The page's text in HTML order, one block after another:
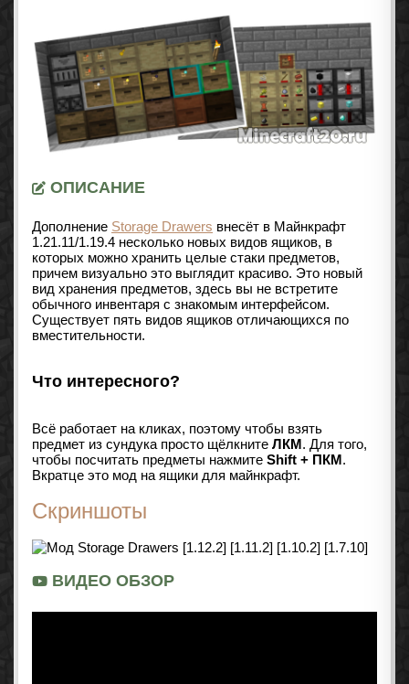
ОПИСАНИЕ
Дополнение Storage Drawers внесёт в Майнкрафт
1.21.11/1.19.4 несколько новых видов ящиков, в
которых можно хранить целые стаки предметов,
причем визуально это выглядит красиво. Это новый
вид хранения предметов, здесь вы не встретите
обычного инвентаря с знакомым интерфейсом.
Существует пять видов ящиков отличающихся по
вместительности.
Что интересного?
Всё работает на кликах, поэтому чтобы взять
предмет из сундука просто щёлкните ЛКМ. Для того,
чтобы посчитать предметы нажмите Shift + ПКМ.
Вкратце это мод на ящики для майнкрафт.
Скриншоты
ВИДЕО ОБЗОР